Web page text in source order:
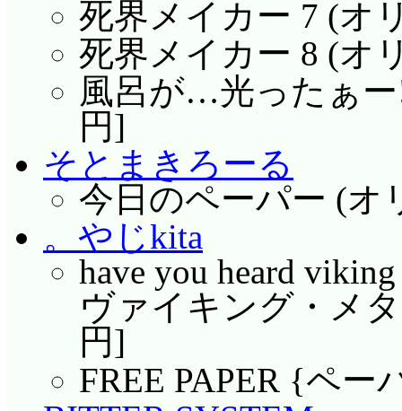
死界メイカー 7 (オ
死界メイカー 8 (オ
風呂が…光ったぁ
円]
そとまきろーる
今日のペーパー (
。やじkita
have you heard
ヴァイキング・メ
円]
FREE PAPER {ペー